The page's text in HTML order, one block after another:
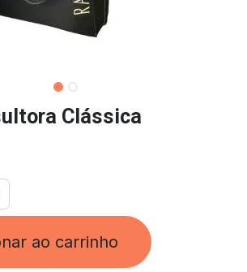
Clássica
ao carrinho